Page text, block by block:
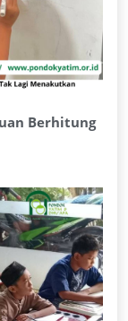
Berhitung